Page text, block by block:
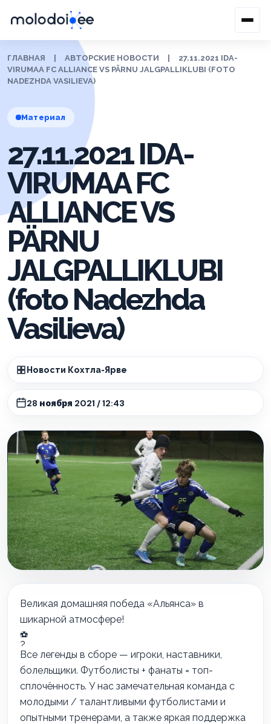
ГЛАВНАЯ АВТОРСКИЕ НОВОСТИ
27.11.2021 IDA-
VIRUMAA FC ALLIANCE VS PÄRNU JALGPALLIKLUBI (FOTO
NADEZHDA VASILIEVA)
Материал
27.11.2021 IDA-
VIRUMAA FC
ALLIANCE VS
PÄRNU
JALGPALLIKLUBI
(foto Nadezhda
Vasilieva)
Новости Кохтла-Ярве
28 ноября 2021 / 12:43
Великая домашняя победа «Альянса» в
шикарной атмосфере!
Все легенды в сборе — игроки, наставники,
болельщики. Футболисты + фанаты = топ-
сплочённость. У нас замечательная команда с
молодыми / талантливыми футболистами и
опытными тренерами, а также яркая поддержка